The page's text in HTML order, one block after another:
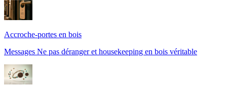
Accroche-portes en bois
Messages Ne pas déranger et housekeeping en bois véritable